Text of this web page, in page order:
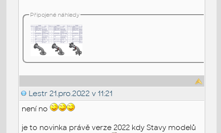
Připojené náhledy
Lestr 21.pro.2022 v 11:21
není no
je to novinka právě verze 2022 kdy Stavy modelů